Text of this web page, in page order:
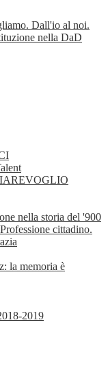
Dall'io al noi.
nella DaD
nella storia del '900
cittadino.
la memoria è
2019